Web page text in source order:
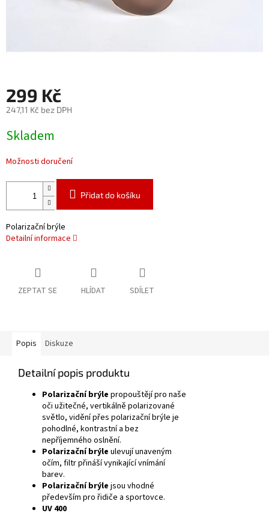
299 Kč
247,11 Kč bez DPH
cena:
Skladem
Možnosti doručení
Přidat do košíku
Polarizační brýle
Detailní informace
ZEPTAT SE HLÍDAT SDÍLET
Popis Diskuze
Detailní popis produktu
Polarizační brýle propouštějí pro naše
oči užitečné, vertikálně polarizované
světlo, vidění přes polarizační brýle je
pohodlné, kontrastní a bez
nepříjemného oslnění.
Polarizační brýle ulevují unaveným
očím, filtr přináší vynikající vnímání
barev.
Polarizační brýle jsou vhodné
především pro řidiče a sportovce.
UV 400